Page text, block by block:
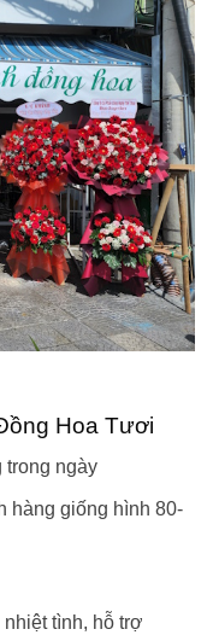
Hoa Tươi
trong ngày
hàng giống hình 80-
tình, hỗ trợ